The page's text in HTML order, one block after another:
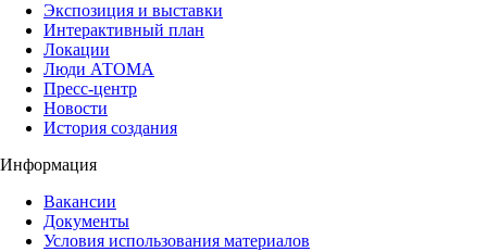
Экспозиция и выставки
Интерактивный план
Локации
Люди АТОМА
Пресс-центр
Новости
История создания
Информация
Вакансии
Документы
Условия использования материалов